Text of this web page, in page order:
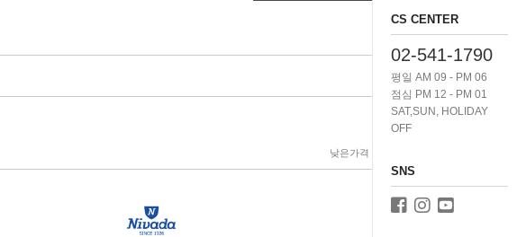
CS CENTER
02-541-1790
평일 AM 09 - PM 06
점심 PM 12 - PM 01
SAT,SUN, HOLIDAY
OFF
SNS
낮은가격